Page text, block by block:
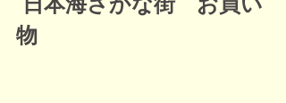
物